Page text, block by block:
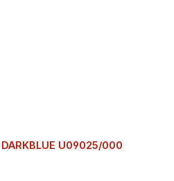
U09025/000